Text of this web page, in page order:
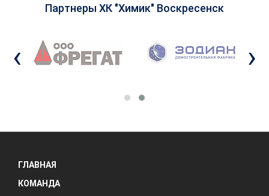
Партнеры ХК "Химик" Воскресенск
‹ ›
ГЛАВНАЯ
КОМАНДА